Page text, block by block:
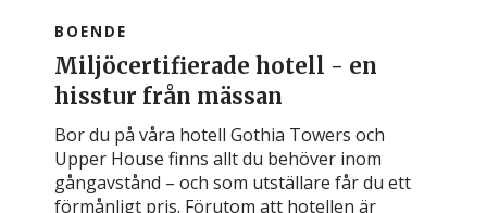
BOENDE
Miljöcertifierade hotell - en
hisstur från mässan
Bor du på våra hotell Gothia Towers och
Upper House finns allt du behöver inom
gångavstånd – och som utställare får du ett
förmånligt pris. Förutom att hotellen är